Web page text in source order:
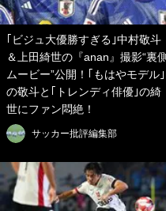
｢ビジュ大優勝すぎる｣中村敬斗
＆上田綺世の『anan』撮影“裏
ムービー”公開！｢もはやモデル｣
の敬斗と｢トレンディ俳優｣の綺
世にファン悶絶！
サッカー批評編集部